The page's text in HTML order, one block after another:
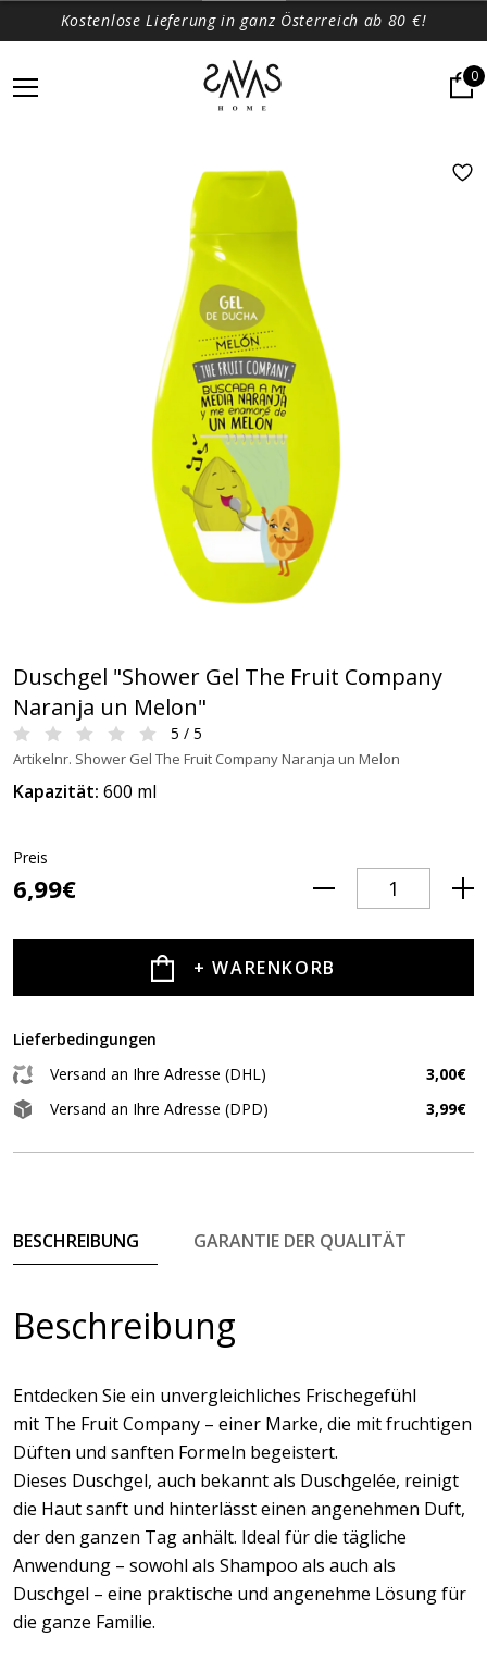
Kostenlose Lieferung in ganz Österreich ab 80 €!
0
Duschgel "Shower Gel The Fruit Company
Naranja un Melon"
5 / 5
Artikelnr. Shower Gel The Fruit Company Naranja un Melon
Kapazität: 600 ml
Preis
6,99€
+ WARENKORB
Lieferbedingungen
Versand an Ihre Adresse (DHL)
3,00€
Versand an Ihre Adresse (DPD)
3,99€
BESCHREIBUNG GARANTIE DER QUALITÄT
Beschreibung
Entdecken Sie ein unvergleichliches Frischegefühl
mit The Fruit Company – einer Marke, die mit fruchtigen
Düften und sanften Formeln begeistert.
Dieses Duschgel, auch bekannt als Duschgelée, reinigt
die Haut sanft und hinterlässt einen angenehmen Duft,
der den ganzen Tag anhält. Ideal für die tägliche
Anwendung – sowohl als Shampoo als auch als
Duschgel – eine praktische und angenehme Lösung für
die ganze Familie.